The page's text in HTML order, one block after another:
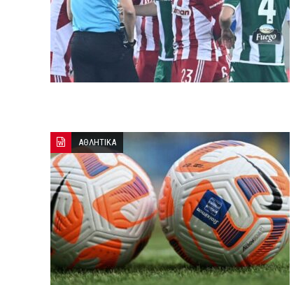
ΑΘΛΗΤΙΚΑ